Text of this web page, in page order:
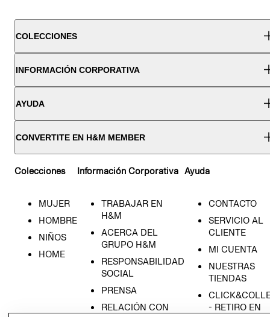
COLECCIONES
INFORMACIÓN CORPORATIVA
AYUDA
CONVERTITE EN H&M MEMBER
Colecciones
MUJER
HOMBRE
NIÑOS
HOME
Información Corporativa
TRABAJAR EN
H&M
ACERCA DEL
GRUPO H&M
RESPONSABILIDAD
SOCIAL
PRENSA
RELACIÓN CON
Ayuda
CONTACTO
SERVICIO AL
CLIENTE
MI CUENTA
NUESTRAS
TIENDAS
- RETIRO EN